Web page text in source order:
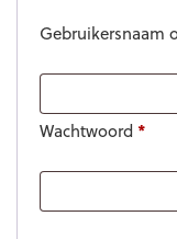
Gebruikersnaam
Wachtwoord *